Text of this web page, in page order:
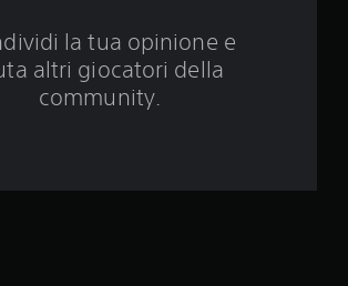
la tua opinione e
altri giocatori della
community.